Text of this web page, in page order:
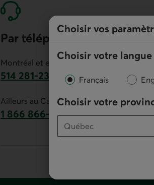
Choisir vos
Choisir votre langue
Français
Choisir votre
Par téléphone
Montréal et environs :
514 281-2336
Ailleurs au Canada :
1 866 866-7000
numéro sans frais. Ce lien